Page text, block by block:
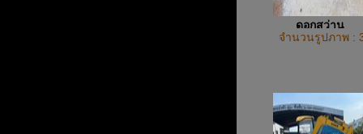
ดอกสว่าน
จำนวนรูปภาพ :